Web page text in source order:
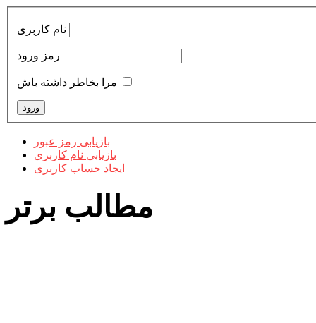
نام کاربری
رمز ورود
مرا بخاطر داشته باش
بازیابی رمز عبور
بازیابی نام کاربری
ایجاد حساب کاربری
مطالب برتر